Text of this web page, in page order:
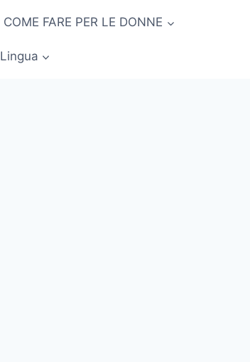
COME FARE PER LE DONNE
Lingua